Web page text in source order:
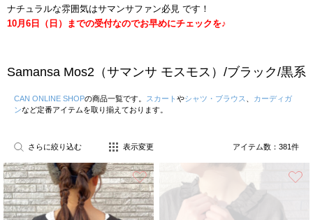
ナチュラルな雰囲気はサマンサファン必見 です！
10月6日（日）までの受付なのでお早めにチェックを♪
Samansa Mos2（サマンサ モスモス）/ブラック/黒系
CAN ONLINE SHOPの商品一覧です。 スカート やシャツ・ブラウス
カーディガ
ンなど定番アイテムを取り揃えております。
さらに絞り込む 表示変更 アイテム数： 381件
お気に入り